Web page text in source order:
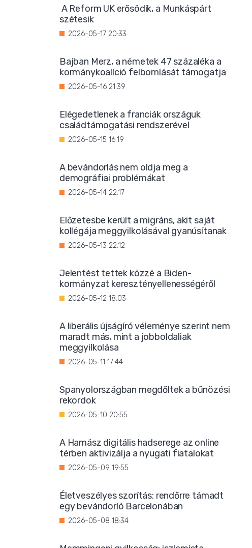
A Reform UK erősödik, a Munkáspárt
szétesik
2026-05-17 20:33
Bajban Merz, a németek 47 százaléka a
kormánykoalíció felbomlását támogatja
2026-05-16 21:39
Elégedetlenek a franciák országuk
családtámogatási rendszerével
2026-05-15 16:19
A bevándorlás nem oldja meg a
demográfiai problémákat
2026-05-14 22:17
Előzetesbe került a migráns, akit saját
kollégája meggyilkolásával gyanúsítanak
2026-05-13 22:12
Jelentést tettek közzé a Biden-
kormányzat keresztényellenességéről
2026-05-12 18:03
A liberális újságíró véleménye szerint nem
maradt más, mint a jobboldaliak
meggyilkolása
2026-05-11 17:44
Spanyolországban megdőltek a bűnözési
rekordok
2026-05-10 20:55
A Hamász digitális hadserege az online
térben aktivizálja a nyugati fiatalokat
2026-05-09 19:55
Életveszélyes szorítás: rendőrre támadt
egy bevándorló Barcelonában
2026-05-08 18:34